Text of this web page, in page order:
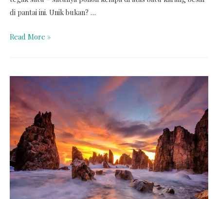
di pantai ini. Unik bukan? …
Read More »